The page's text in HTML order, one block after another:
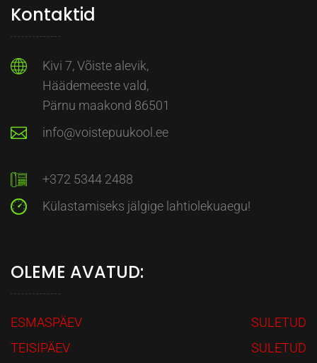
Kontaktid
Kivi 7, Võiste alevik,
Häädemeeste vald,
Pärnu maakond 86501
info@voistepuukool.ee
+372 5344 2488
Külastamiseks jälgige lahtiolekuaegu!
OLEME AVATUD:
ESMASPÄEV
SULETUD
TEISIPÄEV
SULETUD